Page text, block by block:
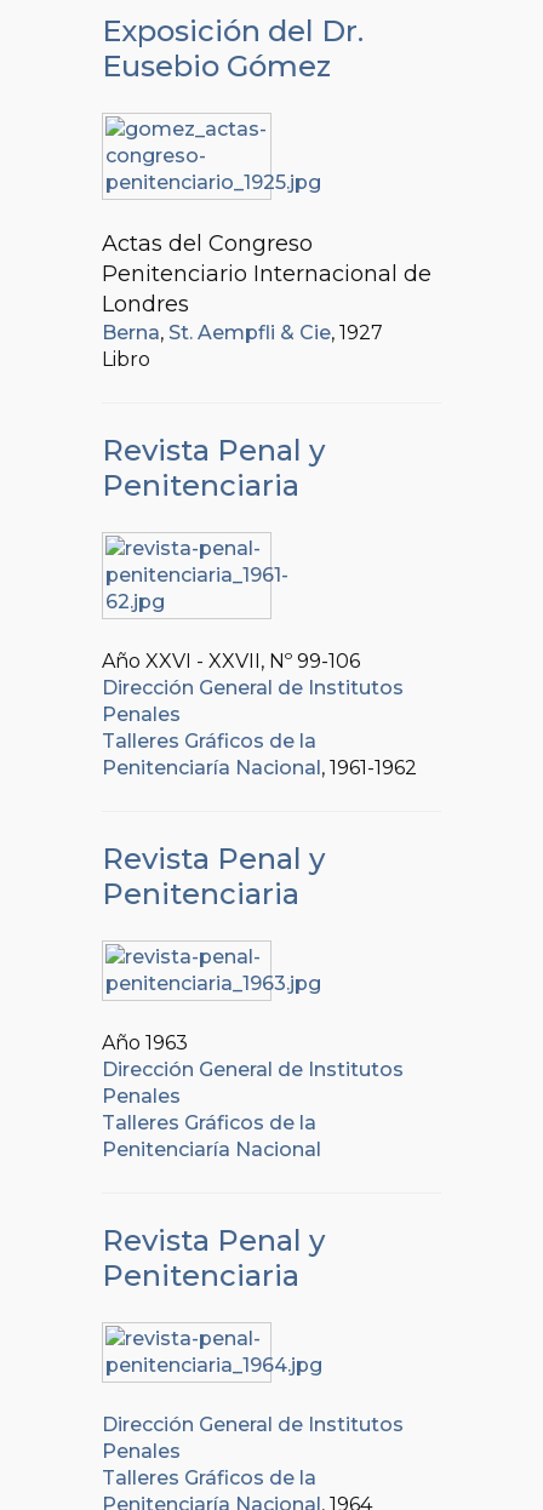
Exposición del Dr.
Eusebio Gómez
Actas del Congreso
Penitenciario Internacional de
Londres
Berna, St. Aempfli & Cie, 1927
Libro
Revista Penal y
Penitenciaria
Año XXVI - XXVII, Nº 99-106
Dirección General de Institutos
Penales
Talleres Gráficos de la
Penitenciaría Nacional , 1961-1962
Revista Penal y
Penitenciaria
Año 1963
Dirección General de Institutos
Penales
Talleres Gráficos de la
Penitenciaría Nacional
Revista Penal y
Penitenciaria
Dirección General de Institutos
Penales
Talleres Gráficos de la
Penitenciaría Nacional , 1964